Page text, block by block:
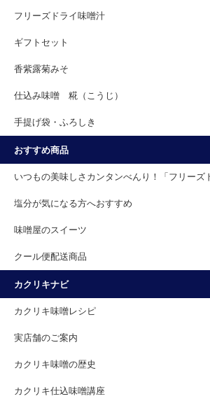
フリーズドライ味噌汁
ギフトセット
香紫露菊みそ
仕込み味噌 糀（こうじ）
手提げ袋・ふろしき
おすすめ商品
いつもの美味しさカンタンべんり！「フリーズ
塩分が気になる方へおすすめ
味噌屋のスイーツ
クール便配送商品
カクリキナビ
カクリキ味噌レシピ
実店舗のご案内
カクリキ味噌の歴史
カクリキ仕込味噌講座